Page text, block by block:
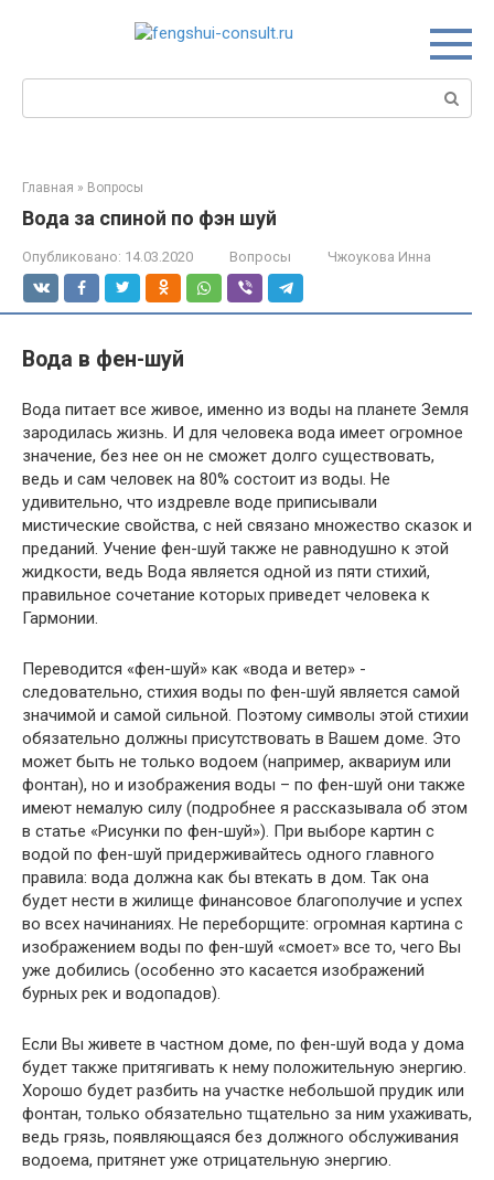
Главная » Вопросы
Вода за спиной по фэн шуй
Опубликовано: 14.03.2020 Вопросы Чжоукова Инна
Вода в фен-шуй
Вода питает все живое, именно из воды на планете Земля
зародилась жизнь. И для человека вода имеет огромное
значение, без нее он не сможет долго существовать,
ведь и сам человек на 80% состоит из воды. Не
удивительно, что издревле воде приписывали
мистические свойства, с ней связано множество сказок и
преданий. Учение фен-шуй также не равнодушно к этой
жидкости, ведь Вода является одной из пяти стихий,
правильное сочетание которых приведет человека к
Гармонии.
Переводится «фен-шуй» как «вода и ветер» -
следовательно, стихия воды по фен-шуй является самой
значимой и самой сильной. Поэтому символы этой стихии
обязательно должны присутствовать в Вашем доме. Это
может быть не только водоем (например, аквариум или
фонтан), но и изображения воды – по фен-шуй они также
имеют немалую силу (подробнее я рассказывала об этом
в статье «Рисунки по фен-шуй»). При выборе картин с
водой по фен-шуй придерживайтесь одного главного
правила: вода должна как бы втекать в дом. Так она
будет нести в жилище финансовое благополучие и успех
во всех начинаниях. Не переборщите: огромная картина с
изображением воды по фен-шуй «смоет» все то, чего Вы
уже добились (особенно это касается изображений
бурных рек и водопадов).
Если Вы живете в частном доме, по фен-шуй вода у дома
будет также притягивать к нему положительную энергию.
Хорошо будет разбить на участке небольшой прудик или
фонтан, только обязательно тщательно за ним ухаживать,
ведь грязь, появляющаяся без должного обслуживания
водоема, притянет уже отрицательную энергию.